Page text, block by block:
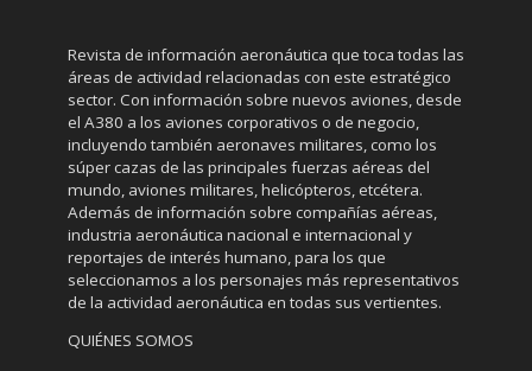
Revista de información aeronáutica que toca todas las
áreas de actividad relacionadas con este estratégico
sector. Con información sobre nuevos aviones, desde
el A380 a los aviones corporativos o de negocio,
incluyendo también aeronaves militares, como los
súper cazas de las principales fuerzas aéreas del
mundo, aviones militares, helicópteros, etcétera.
Además de información sobre compañías aéreas,
industria aeronáutica nacional e internacional y
reportajes de interés humano, para los que
seleccionamos a los personajes más representativos
de la actividad aeronáutica en todas sus vertientes.
QUIÉNES SOMOS